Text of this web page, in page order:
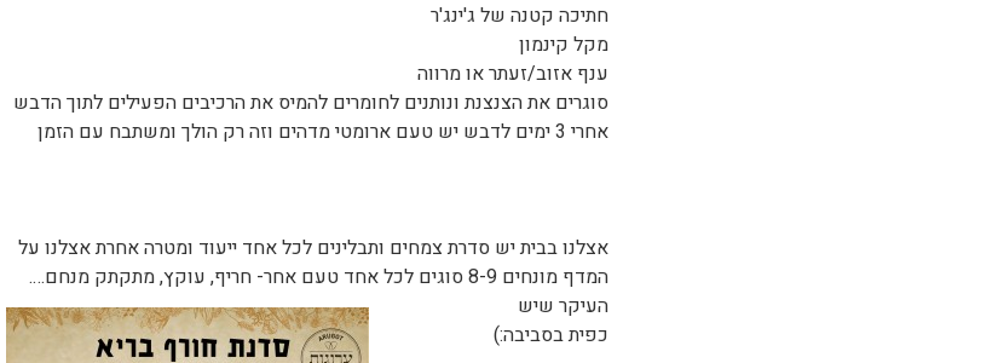
חתיכה קטנה של ג'ינג'ר
מקל קינמון
ענף אזוב/זעתר או מרווה
סוגרים את הצנצנת ונותנים לחומרים להמיס את הרכיבים הפעילים לתוך הדבש
אחרי 3 ימים לדבש יש טעם ארומטי מדהים וזה רק הולך ומשתבח עם הזמן
אצלנו בבית יש סדרת צמחים ותבלינים לכל אחד ייעוד ומטרה אחרת אצלנו על
המדף מונחים 8-9 סוגים לכל אחד טעם אחר- חריף, עוקץ, מתקתק מנחם….
העיקר שיש
כפית בסביבה:)